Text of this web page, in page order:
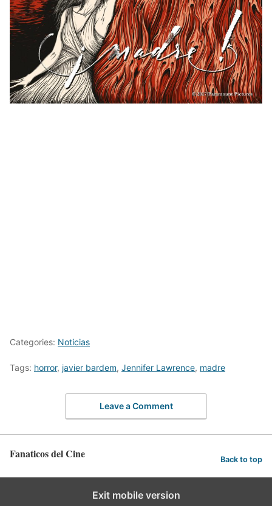
Categories: Noticias
Tags: horror, javier bardem, Jennifer Lawrence, madre
Leave a Comment
Fanaticos del Cine Back to top
Exit mobile version